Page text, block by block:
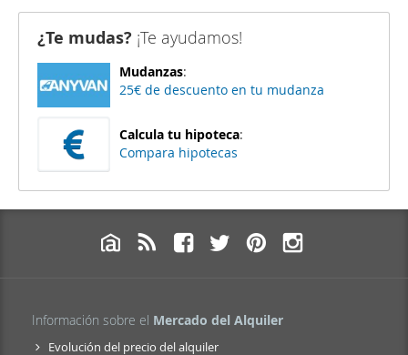
¿Te mudas? ¡Te ayudamos!
Mudanzas:
25€ de descuento en tu mudanza
Calcula tu hipoteca:
Compara hipotecas
Información sobre el Mercado del Alquiler
Evolución del precio del alquiler